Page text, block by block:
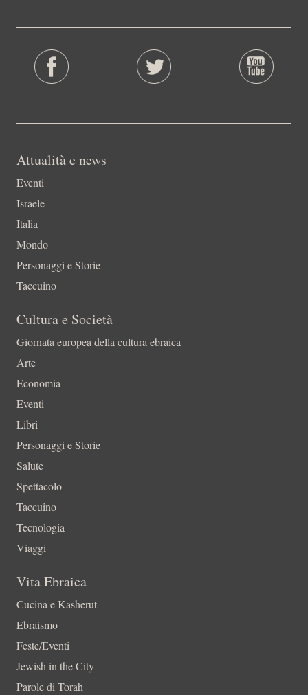
Attualità e news
Eventi
Israele
Italia
Mondo
Personaggi e Storie
Taccuino
Cultura e Società
Giornata europea della cultura ebraica
Arte
Economia
Eventi
Libri
Personaggi e Storie
Salute
Spettacolo
Taccuino
Tecnologia
Viaggi
Vita Ebraica
Cucina e Kasherut
Ebraismo
Feste/Eventi
Jewish in the City
Parole di Torah